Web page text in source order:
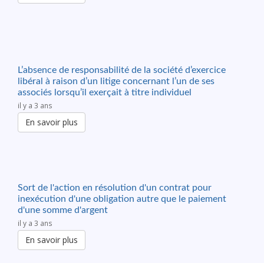
L’absence de responsabilité de la société d’exercice
libéral à raison d’un litige concernant l’un de ses
associés lorsqu’il exerçait à titre individuel
il y a 3 ans
En savoir plus
Sort de l'action en résolution d'un contrat pour
inexécution d'une obligation autre que le paiement
d'une somme d'argent
il y a 3 ans
En savoir plus